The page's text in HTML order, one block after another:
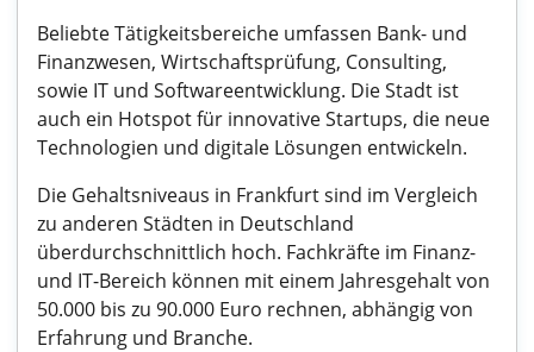
Beliebte Tätigkeitsbereiche umfassen Bank- und
Finanzwesen, Wirtschaftsprüfung, Consulting,
sowie IT und Softwareentwicklung. Die Stadt ist
auch ein Hotspot für innovative Startups, die neue
Technologien und digitale Lösungen entwickeln.
Die Gehaltsniveaus in Frankfurt sind im Vergleich
zu anderen Städten in Deutschland
überdurchschnittlich hoch. Fachkräfte im Finanz-
und IT-Bereich können mit einem Jahresgehalt von
50.000 bis zu 90.000 Euro rechnen, abhängig von
Erfahrung und Branche.